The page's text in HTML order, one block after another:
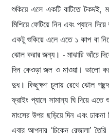
শুকিয়ে এলে একটি বাটিতে টকদই,
মিশিয়ে ফেটিয়ে নিন এবং প্যানে
একটু শুকিয়ে এলে এতে ১ কাপ বা
ঝোল করার জন্য। - মাঝারি আঁচে
দিন কেওড়া জল ও মাওয়া। ভালো
দুধ। কিছুক্ষণ চুলায় রেখে ঝোল
ফ্রাইং প্যানে সামান্য ঘি দিয়ে
মাংসের উপর ছড়িয়ে দিন এবং
এবার আপনার ‘চিকেন রেজালা’